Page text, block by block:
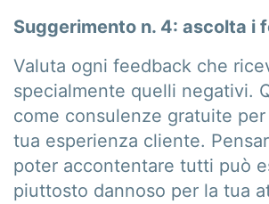
Suggerimento n. 4: ascolta i
Valuta ogni feedback che
specialmente quelli negativi.
come consulenze gratuite
tua esperienza cliente.
poter accontentare tutti può
piuttosto dannoso per la tua